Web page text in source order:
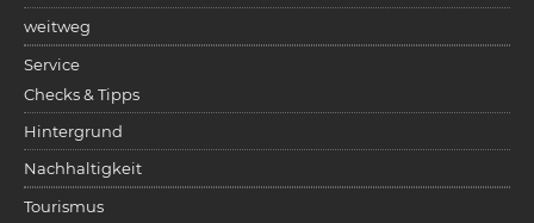
weitweg
Service
Checks & Tipps
Hintergrund
Nachhaltigkeit
Tourismus